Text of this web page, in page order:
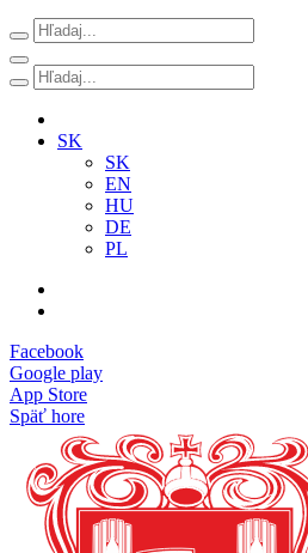
SK
SK
EN
HU
DE
PL
Facebook
Google play
App Store
Späť hore